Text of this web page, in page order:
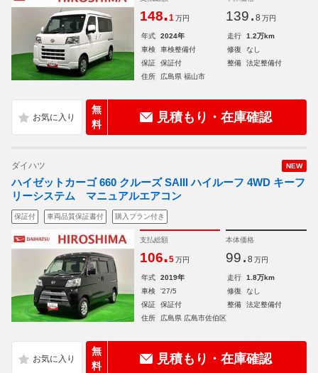
148.1 万円 139. 8 万円
年式 2024年 走行
1.2万km
車検
車検整備付 修復
なし
保証
保証付 整備
法定整備付
住所
広島県 福山市
無
料
見積もり・在庫確認
NEW
ダイハツ
ハイゼットカーゴ 660 クルーズ SAIII ハイルーフ 4WD キーフ
リーシステム マニュアルエアコン
保証付 車両品質保証書付 購入プラン付き
支払総額
106.5 万円
本体価格
99. 8 万円
年式 2019年 走行
1.8万km
車検
'27/5 修復
なし
保証
保証付 整備
法定整備付
住所
広島県 広島市佐伯区
無
料
見積もり・在庫確認